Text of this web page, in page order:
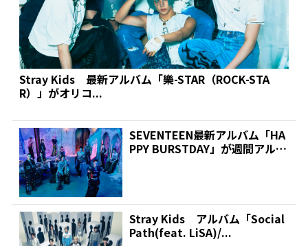
Stray Kids 最新アルバム「樂-STAR（ROCK-STA
R）」がオリコ...
SEVENTEEN最新アルバム「HA
PPY BURSTDAY」が週間アルバ
Stray Kids アルバム「Social
Path(feat. LiSA)/...